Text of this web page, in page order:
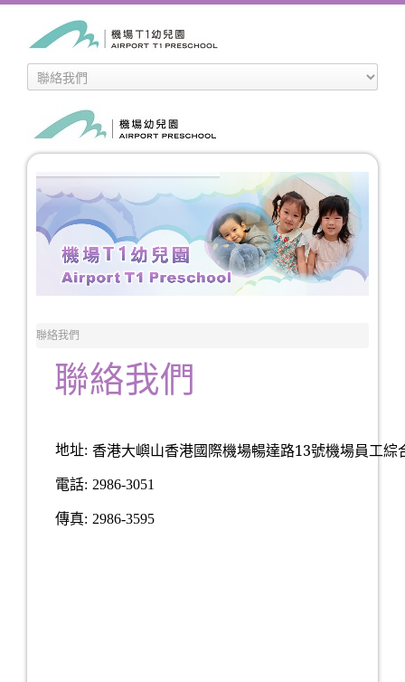
聯絡我們
聯絡我們
地址: 香港大嶼山香港國際機場暢達路13號機場員工綜
電話: 2986-3051
傳真: 2986-3595